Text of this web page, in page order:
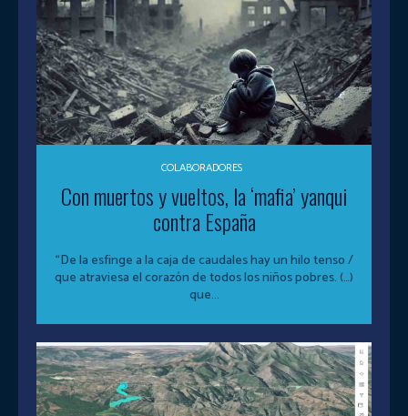
COLABORADORES
Con muertos y vueltos, la ‘mafia’ yanqui
contra España
“De la esfinge a la caja de caudales hay un hilo tenso /
que atraviesa el corazón de todos los niños pobres. (…)
que...